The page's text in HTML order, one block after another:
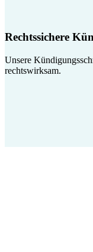
Rechtssichere
Unsere
rechtswirksam.